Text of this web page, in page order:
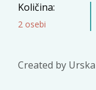
Količina:
2 osebi
Created by